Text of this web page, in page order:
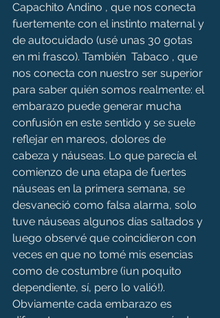
Capachito Andino , que nos conecta
fuertemente con el instinto maternal y
de autocuidado (usé unas 30 gotas
en mi frasco). También  Tabaco , que
nos conecta con nuestro ser superior
para saber quién somos realmente: el
embarazo puede generar mucha
confusión en este sentido y se suele
reflejar en mareos, dolores de
cabeza y náuseas. Lo que parecía el
comienzo de una etapa de fuertes
náuseas en la primera semana, se
desvaneció como falsa alarma, solo
tuve náuseas algunos días saltados y
luego observé que coincidieron con
veces en que no tomé mis esencias
como de costumbre (¡un poquito
dependiente, sí, pero lo valió!).
Obviamente cada embarazo es